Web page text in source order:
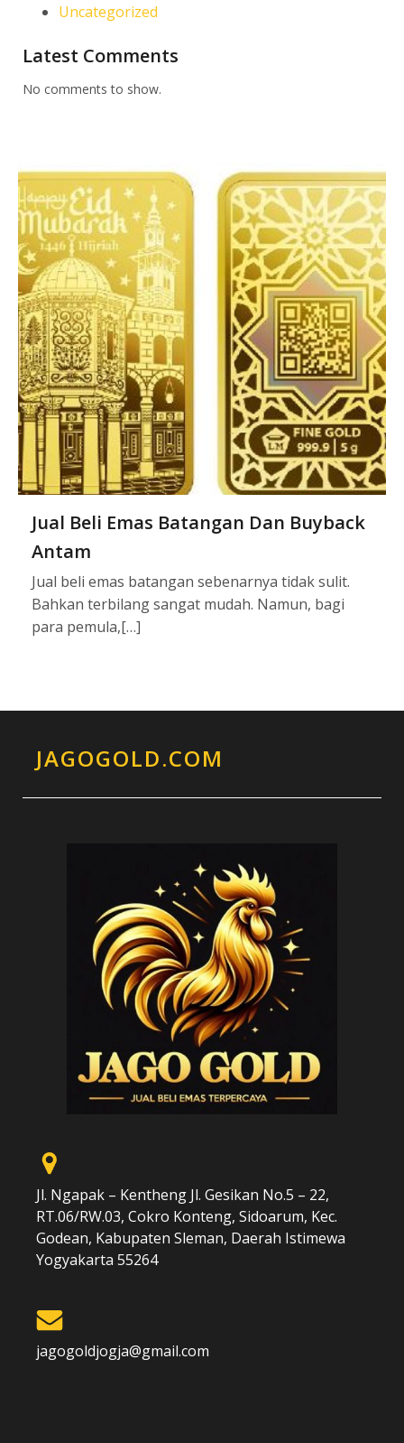
Uncategorized
Latest Comments
No comments to show.
Jual Beli Emas Batangan Dan Buyback
Antam
Jual beli emas batangan sebenarnya tidak sulit.
Bahkan terbilang sangat mudah. Namun, bagi
para pemula,[…]
JAGOGOLD.COM
Jl. Ngapak – Kentheng Jl. Gesikan No.5 – 22,
RT.06/RW.03, Cokro Konteng, Sidoarum, Kec.
Godean, Kabupaten Sleman, Daerah Istimewa
Yogyakarta 55264
jagogoldjogja@gmail.com